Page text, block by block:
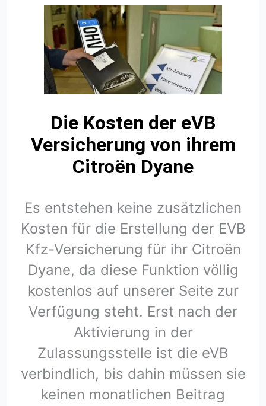
Die Kosten der eVB
Versicherung von ihrem
Citroën Dyane
Es entstehen keine zusätzlichen
Kosten für die Erstellung der EVB
Kfz-Versicherung für ihr Citroën
Dyane, da diese Funktion völlig
kostenlos auf unserer Seite zur
Verfügung steht. Erst nach der
Aktivierung in der
Zulassungsstelle ist die eVB
verbindlich, bis dahin müssen sie
keinen monatlichen Beitrag